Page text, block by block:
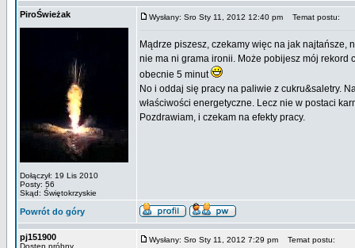
PiroŚwieżak
Dołączył: 19 Lis 2010
Posty: 56
Skąd: Świętokrzyskie
Wysłany: Sro Sty 11, 2012 12:40 pm Temat postu:
Mądrze piszesz, czekamy więc na jak najtańsze,
nie ma ni grama ironii. Może pobijesz mój
obecnie 5 minut
No i oddaj się pracy na paliwie z cukru&saletry.
właściwości energetyczne. Lecz nie w postaci
Pozdrawiam, i czekam na efekty pracy.
Powrót do góry
pj151900
Dostęp próbny
Wysłany: Sro Sty 11, 2012 7:29 pm Temat postu: